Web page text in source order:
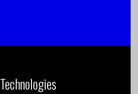
Technologies